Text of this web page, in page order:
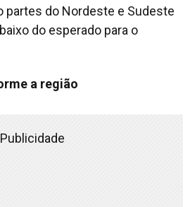
partes do Nordeste e Sudeste
do esperado para o
a região
Publicidade